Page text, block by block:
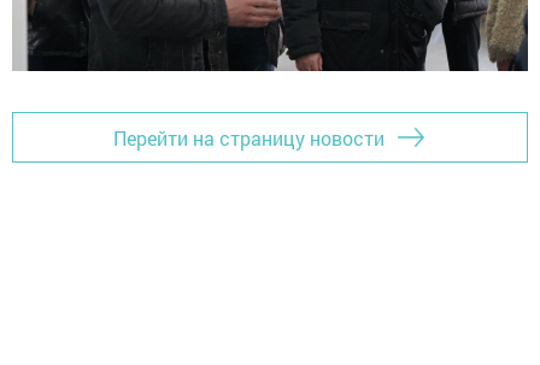
Перейти на страницу новости